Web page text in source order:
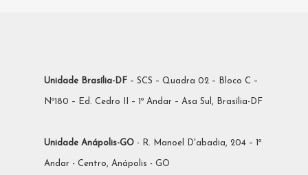
Unidade Brasília-DF – SCS – Quadra 02 – Bloco C –
Nº180 – Ed. Cedro II – 1º Andar – Asa Sul, Brasília-DF
Unidade Anápolis-GO - R. Manoel D'abadia, 204 – 1º
Andar - Centro, Anápolis - GO